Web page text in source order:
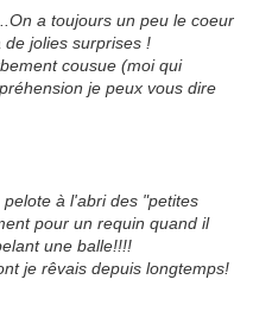
On a toujours un peu le coeur
jolies surprises !
cousue (moi qui
je peux vous dire
à l'abri des "petites
pour un requin quand il
une balle!!!!
je rêvais depuis longtemps!